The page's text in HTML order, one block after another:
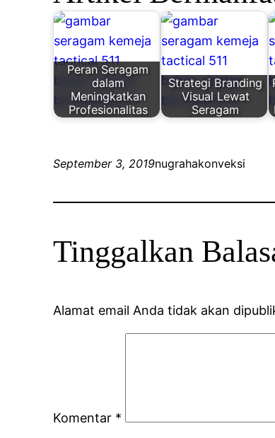
Peran Seragam
dalam
Meningkatkan
Profesionalitas
Strategi Branding
Visual Lewat
Seragam
September 3, 2019nugrahakonveksi
Tinggalkan
Alamat email Anda tidak akan
Komentar *